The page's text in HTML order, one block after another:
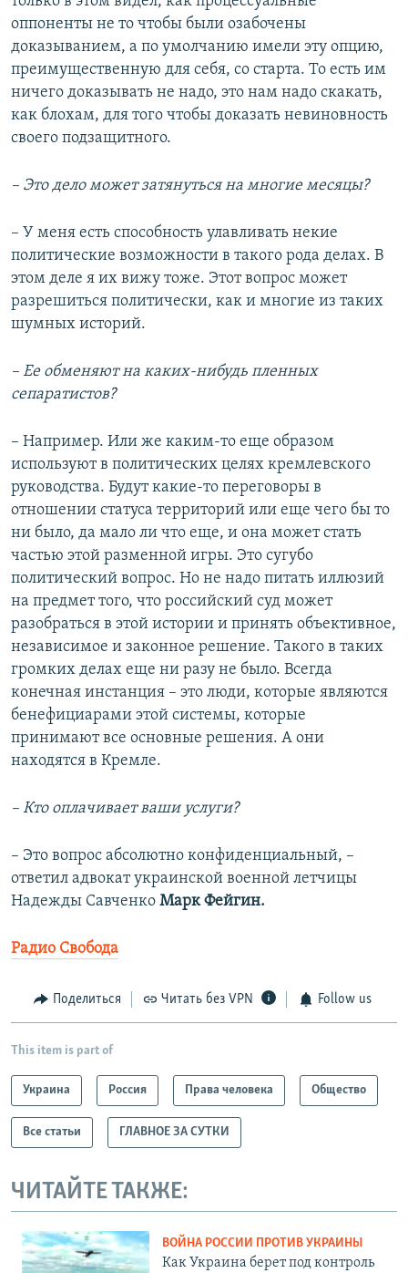
оппоненты не то чтобы были озабочены
доказыванием, а по умолчанию имели эту опцию,
преимущественную для себя, со старта. То есть им
ничего доказывать не надо, это нам надо скакать,
как блохам, для того чтобы доказать невиновность
своего подзащитного.
– Это дело может затянуться на многие месяцы?
– У меня есть способность улавливать некие
политические возможности в такого рода делах. В
этом деле я их вижу тоже. Этот вопрос может
разрешиться политически, как и многие из таких
шумных историй.
– Ее обменяют на каких-нибудь пленных
сепаратистов?
– Например. Или же каким-то еще образом
используют в политических целях кремлевского
руководства. Будут какие-то переговоры в
отношении статуса территорий или еще чего бы то
ни было, да мало ли что еще, и она может стать
частью этой разменной игры. Это сугубо
политический вопрос. Но не надо питать иллюзий
на предмет того, что российский суд может
разобраться в этой истории и принять объективное,
независимое и законное решение. Такого в таких
громких делах еще ни разу не было. Всегда
конечная инстанция – это люди, которые являются
бенефициарами этой системы, которые
принимают все основные решения. А они
находятся в Кремле.
– Кто оплачивает ваши услуги?
– Это вопрос абсолютно конфиденциальный, –
ответил адвокат украинской военной летчицы
Надежды Савченко Марк Фейгин.
Радио Свобода
Поделиться Читать без VPN Follow us
This item is part of
Украина Россия Права человека Общество
Все статьи ГЛАВНОЕ ЗА СУТКИ
ЧИТАЙТЕ ТАКЖЕ:
ВОЙНА РОССИИ ПРОТИВ УКРАИНЫ
Как Украина берет под контроль